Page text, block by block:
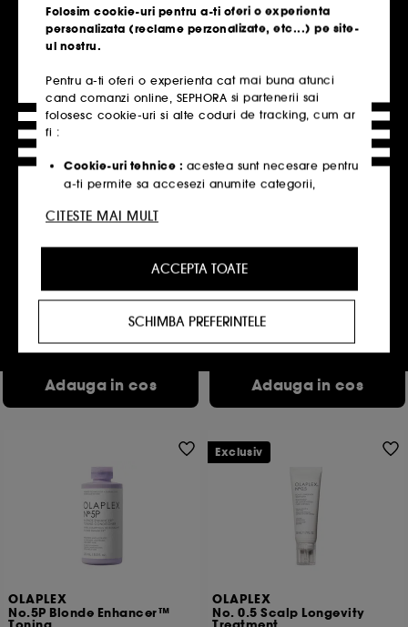
Adauga in cos Adauga in cos
No.4 Bond Maintenance®
91,00 Lei
Adauga in cos
No.4C Bond Maintenance®
Sampon purificator
177,00 Lei
70,80 Lei
Adauga in cos
OLAPLEX
No.5P Blonde Enhancer™
OLAPLEX
No. 0.5 Scalp Longevity
Exclusiv
Folosim cookie-uri pentru a-ti oferi o experienta
personalizata (reclame perzonalizate, etc...) pe site-
ul nostru.
Pentru a-ti oferi o experienta cat mai buna atunci
cand comanzi online, SEPHORA si partenerii sai
folosesc cookie-uri si alte coduri de tracking, cum ar
fi :
Cookie-uri tehnice : acestea sunt necesare pentru
a-ti permite sa accesezi anumite categorii,
ului. Acestea sunt esentiale pentru operarea
Cookie-urile de personalizare :ne permit sa iti
oferim o experienta personalizata, prin
recomandarea de produse, servicii si continut
care ti se potriveste cel mai bine, cat si sa iti
oerim oferte promotionale special create profilului
tau.
Cookie-urile publicitate si de retele de socializare
:acestea sunt folosite pentru a-ti oferi continut
site-urile partenere si retelele de socializare, in
baza site-urilor pe care le-ai vizitat, istoricul tau de
navigare si interactiunile tale online.
Cookie-uri de masurarea a audientei :
ne permite
sa obtinem date statistice privind numarul de
vizitatori de pe site-ul nostru si obiceiurile lor de
navigare pentru a imbunatati performanta site-
Cookie-uri pentru securizarea platilor online :ne
ACCEPTA TOATE
SCHIMBA PREFERINTELE
CITESTE MAI MULT